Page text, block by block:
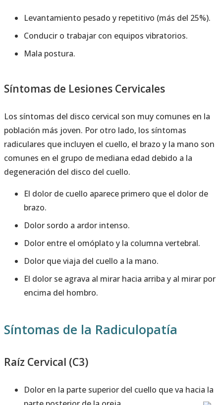
Levantamiento pesado y repetitivo (más del 25%).
Conducir o trabajar con equipos vibratorios.
Mala postura.
Síntomas de Lesiones Cervicales
Los síntomas del disco cervical son muy comunes en la
población más joven. Por otro lado, los síntomas
radiculares que incluyen el cuello, el brazo y la mano son
comunes en el grupo de mediana edad debido a la
degeneración del disco del cuello.
El dolor de cuello aparece primero que el dolor de
brazo.
Dolor sordo a ardor intenso.
Dolor entre el omóplato y la columna vertebral.
Dolor que viaja del cuello a la mano.
El dolor se agrava al mirar hacia arriba y al mirar por
encima del hombro.
Síntomas de la Radiculopatía
Raíz Cervical (C3)
Dolor en la parte superior del cuello que va hacia la